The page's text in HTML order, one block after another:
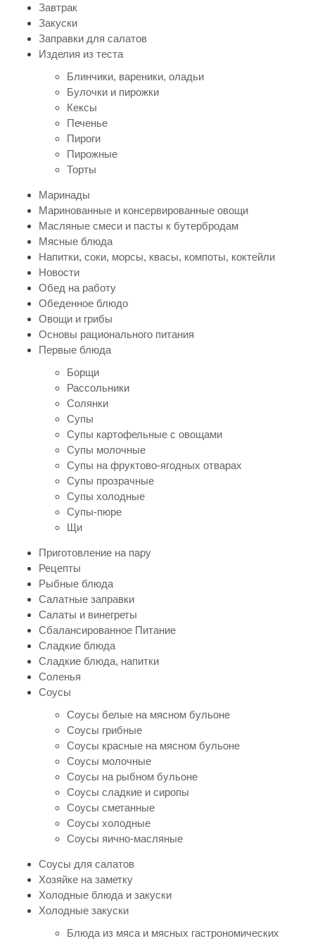
Завтрак
Закуски
Заправки для салатов
Изделия из теста
Блинчики, вареники, оладьи
Булочки и пирожки
Кексы
Печенье
Пироги
Пирожные
Торты
Маринады
Маринованные и консервированные овощи
Масляные смеси и пасты к бутербродам
Мясные блюда
Напитки, соки, морсы, квасы, компоты, коктейли
Новости
Обед на работу
Обеденное блюдо
Овощи и грибы
Основы рационального питания
Первые блюда
Борщи
Рассольники
Солянки
Супы
Супы картофельные с овощами
Супы молочные
Супы на фруктово-ягодных отварах
Супы прозрачные
Супы холодные
Супы-пюре
Щи
Приготовление на пару
Рецепты
Рыбные блюда
Салатные заправки
Салаты и винегреты
Сбалансированное Питание
Сладкие блюда
Сладкие блюда, напитки
Соленья
Соусы
Соусы белые на мясном бульоне
Соусы грибные
Соусы красные на мясном бульоне
Соусы молочные
Соусы на рыбном бульоне
Соусы сладкие и сиропы
Соусы сметанные
Соусы холодные
Соусы яично-масляные
Соусы для салатов
Хозяйке на заметку
Холодные блюда и закуски
Холодные закуски
Блюда из мяса и мясных гастрономических